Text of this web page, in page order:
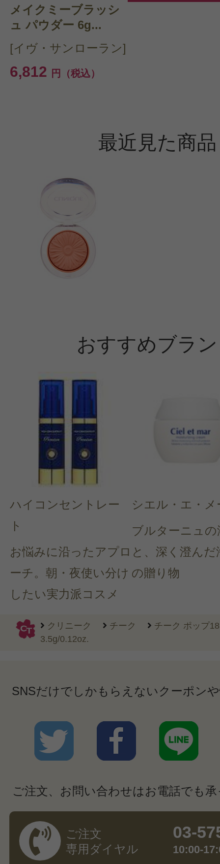
メイクミーブラッシ
ュ パウダー 6g...
[イヴ・サンローラン]
6,812 円（税込）
最近見た商品
おすすめブラ
ハイコンセントレー
ト
お悩みに沿ったアプロ
ーチ。朝・夜使い分け
したい実力派コスメ
シエル・エ・メ
ブルターニュの
と、深く澄んだ
の贈り物
クリニーク チーク
チーク ポップ
3.5g/0.12oz.
SNSだけでしかもらえないクーポン
ご注文、お問い合わせはお電話でも
ご注文
専用ダイヤル
03-
10:00-